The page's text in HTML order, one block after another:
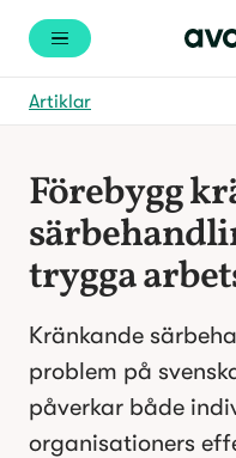
Artiklar
Förebygg
trygga
Kränkande
problem på
påverkar både
organisationers